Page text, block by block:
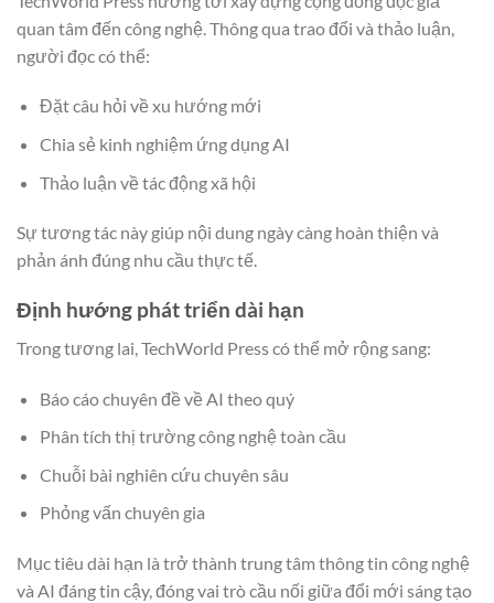
quan tâm đến công nghệ. Thông qua trao đổi và thảo luận,
người đọc có thể:
Đặt câu hỏi về xu hướng mới
Chia sẻ kinh nghiệm ứng dụng AI
Thảo luận về tác động xã hội
Sự tương tác này giúp nội dung ngày càng hoàn thiện và
phản ánh đúng nhu cầu thực tế.
Định hướng phát triển dài hạn
Trong tương lai, TechWorld Press có thể mở rộng sang:
Báo cáo chuyên đề về AI theo quý
Phân tích thị trường công nghệ toàn cầu
Chuỗi bài nghiên cứu chuyên sâu
Phỏng vấn chuyên gia
Mục tiêu dài hạn là trở thành trung tâm thông tin công nghệ
và AI đáng tin cậy, đóng vai trò cầu nối giữa đổi mới sáng tạo